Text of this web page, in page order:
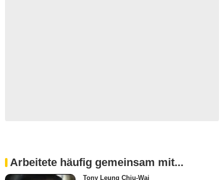
Arbeitete häufig gemeinsam mit...
Tony Leung Chiu-Wai